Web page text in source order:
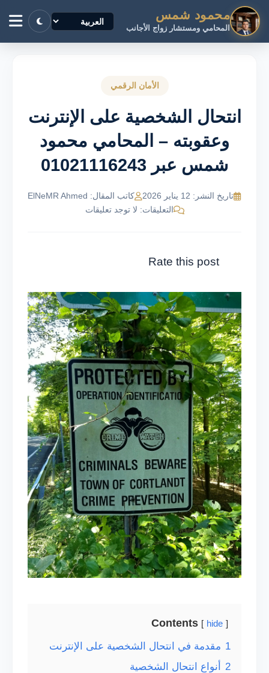
محمود شمس
المحامي ومستشار زواج الأجانب
الأمان الرقمي
انتحال الشخصية على الإنترنت
وعقوبته – المحامي محمود
شمس عبر 01021116243
تاريخ النشر: 12 يناير 2026
كاتب المقال: ElNeMR Ahmed
التعليقات: لا توجد تعليقات
Rate this post
Contents hide
1 مقدمة في انتحال الشخصية على الإنترنت
2
أنواع انتحال الشخصية